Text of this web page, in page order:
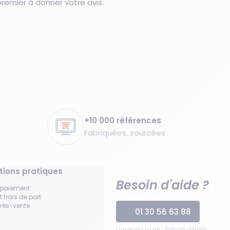
+10 000 références
Fabriquées, sourcées
pratiques
frais de port
vente
Besoin d'aide ?
01 30 56 63 88